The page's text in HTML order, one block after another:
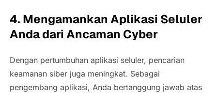
4. Mengamankan Aplikasi Seluler
Anda dari Ancaman Cyber
Dengan pertumbuhan aplikasi seluler, pencarian
keamanan siber juga meningkat. Sebagai
pengembang aplikasi, Anda bertanggung jawab atas